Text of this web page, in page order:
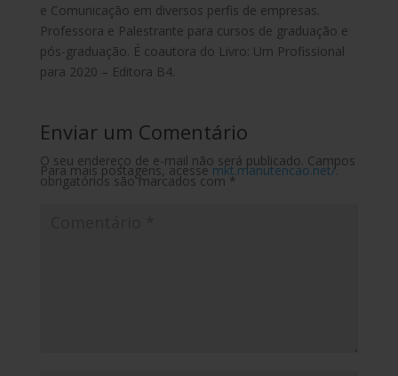
e Comunicação em diversos perfis de empresas.
Professora e Palestrante para cursos de graduação e
pós-graduação. É coautora do Livro: Um Profissional
para 2020 – Editora B4.
Para mais postagens, acessemkt.manutencao.net/.
Enviar um Comentário
O seu endereço de e-mail não será publicado. Campos
obrigatórios são marcados com *